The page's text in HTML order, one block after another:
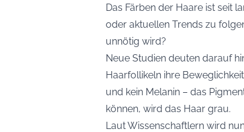
Das Färben der Haare ist seit
oder aktuellen Trends zu
unnötig wird?
Neue Studien deuten darauf
Haarfollikeln ihre
und kein Melanin – das
können, wird das Haar grau.
Laut Wissenschaftlern wird